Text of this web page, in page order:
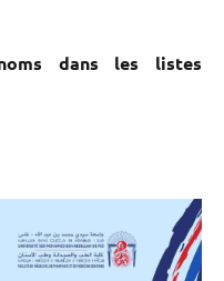
dans les listes